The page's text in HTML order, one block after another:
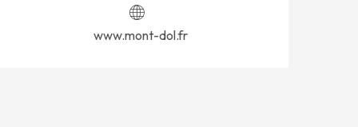
www.mont-dol.fr